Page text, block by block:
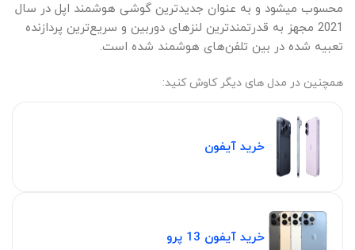
محسوب میشود و به عنوان جدیدترین گوشی هوشمند اپل در سال
2021 مجهز به قدرتمندترین لنزهای دوربین و سریع‌ترین پردازنده
تعبیه شده در بین تلفن‌های هوشمند شده است.
همچنین در مدل های دیگر کاوش کنید‫:‬
خرید آیفون
خرید آیفون 13 پرو